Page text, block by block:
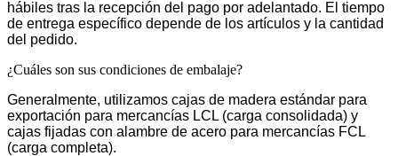
hábiles tras la recepción del pago por adelantado. El tiempo
de entrega específico depende de los artículos y la cantidad
del pedido.
¿Cuáles son sus condiciones de embalaje?
Generalmente, utilizamos cajas de madera estándar para
exportación para mercancías LCL (carga consolidada) y
cajas fijadas con alambre de acero para mercancías FCL
(carga completa).